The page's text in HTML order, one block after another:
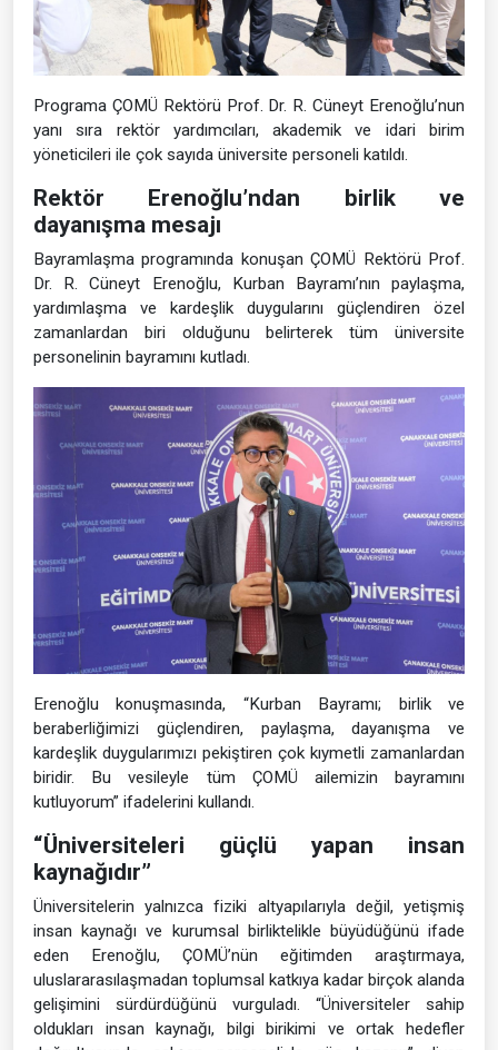
Programa ÇOMÜ Rektörü Prof. Dr. R. Cüneyt Erenoğlu’nun
yanı sıra rektör yardımcıları, akademik ve idari birim
yöneticileri ile çok sayıda üniversite personeli katıldı.
Rektör Erenoğlu’ndan birlik ve
dayanışma mesajı
Bayramlaşma programında konuşan ÇOMÜ Rektörü Prof.
Dr. R. Cüneyt Erenoğlu, Kurban Bayramı’nın paylaşma,
yardımlaşma ve kardeşlik duygularını güçlendiren özel
zamanlardan biri olduğunu belirterek tüm üniversite
personelinin bayramını kutladı.
Erenoğlu konuşmasında, “Kurban Bayramı; birlik ve
beraberliğimizi güçlendiren, paylaşma, dayanışma ve
kardeşlik duygularımızı pekiştiren çok kıymetli zamanlardan
biridir. Bu vesileyle tüm ÇOMÜ ailemizin bayramını
kutluyorum” ifadelerini kullandı.
“Üniversiteleri güçlü yapan insan
kaynağıdır”
Üniversitelerin yalnızca fiziki altyapılarıyla değil, yetişmiş
insan kaynağı ve kurumsal birliktelikle büyüdüğünü ifade
eden Erenoğlu, ÇOMÜ’nün eğitimden araştırmaya,
uluslararasılaşmadan toplumsal katkıya kadar birçok alanda
gelişimini sürdürdüğünü vurguladı. “Üniversiteler sahip
oldukları insan kaynağı, bilgi birikimi ve ortak hedefler